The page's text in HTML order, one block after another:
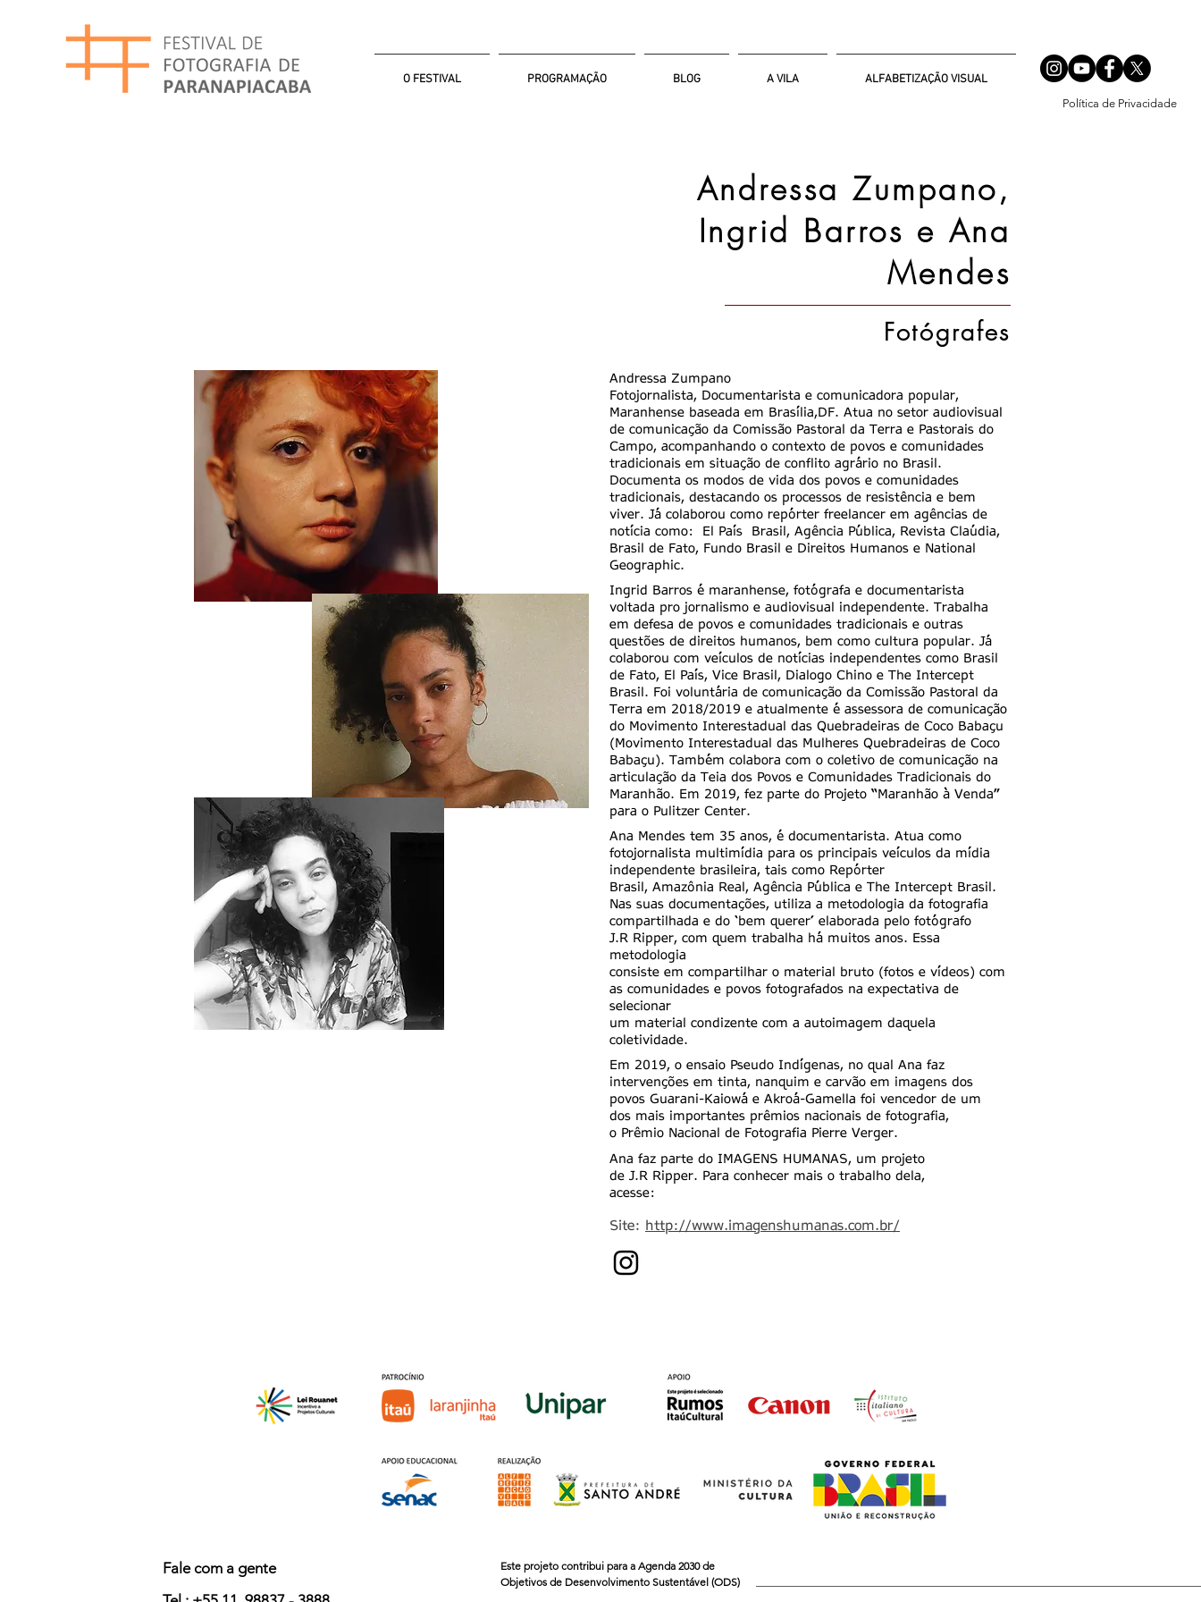
O FESTIVAL PROGRAMAÇÃO BLOG A VILA ALFABETIZAÇÃO VISUAL
Política de Privacidade
Andressa Zumpano,
Ingrid Barros e Ana
Mendes
Fotógrafes
Andressa Zumpano
Fotojornalista, Documentarista e comunicadora popular,
Maranhense baseada em Brasília,DF. Atua no setor audiovisual
de comunicação da Comissão Pastoral da Terra e Pastorais do
Campo, acompanhando o contexto de povos e comunidades
tradicionais em situação de conflito agrário no Brasil.
Documenta os modos de vida dos povos e comunidades
tradicionais, destacando os processos de resistência e bem
viver. Já colaborou como repórter freelancer em agências de
notícia como: El País Brasil, Agência Pública, Revista Claúdia,
Brasil de Fato, Fundo Brasil e Direitos Humanos e National
Geographic.
Ingrid Barros é maranhense, fotógrafa e documentarista
voltada pro jornalismo e audiovisual independente. Trabalha
em defesa de povos e comunidades tradicionais e outras
questões de direitos humanos, bem como cultura popular. Já
colaborou com veículos de notícias independentes como Brasil
de Fato, El País, Vice Brasil, Dialogo Chino e The Intercept
Brasil. Foi voluntária de comunicação da Comissão Pastoral da
Terra em 2018/2019 e atualmente é assessora de comunicação
do Movimento Interestadual das Quebradeiras de Coco Babaçu
(Movimento Interestadual das Mulheres Quebradeiras de Coco
Babaçu). Também colabora com o coletivo de comunicação na
articulação da Teia dos Povos e Comunidades Tradicionais do
Maranhão. Em 2019, fez parte do Projeto “Maranhão à Venda”
para o Pulitzer Center.
Ana Mendes tem 35 anos, é documentarista. Atua como
fotojornalista multimídia para os principais veículos da mídia
independente brasileira, tais como Repórter
Brasil, Amazônia Real, Agência Pública e The Intercept Brasil.
Nas suas documentações, utiliza a metodologia da fotografia
compartilhada e do ‘bem querer’ elaborada pelo fotógrafo
J.R Ripper, com quem trabalha há muitos anos. Essa
metodologia
consiste em compartilhar o material bruto (fotos e vídeos) com
as comunidades e povos fotografados na expectativa de
selecionar
um material condizente com a autoimagem daquela
coletividade.
Em 2019, o ensaio Pseudo Indígenas, no qual Ana faz
intervenções em tinta, nanquim e carvão em imagens dos
povos Guarani-Kaiowá e Akroá-Gamella foi vencedor de um
dos mais importantes prêmios nacionais de fotografia,
o Prêmio Nacional de Fotografia Pierre Verger.
Ana faz parte do IMAGENS HUMANAS, um projeto
de J.R Ripper. Para conhecer mais o trabalho dela,
acesse:
Site: http://www.imagenshumanas.com.br/
Fale com a gente
Este projeto contribui para a Agenda 2030 de
Objetivos de Desenvolvimento Sustentável (ODS)